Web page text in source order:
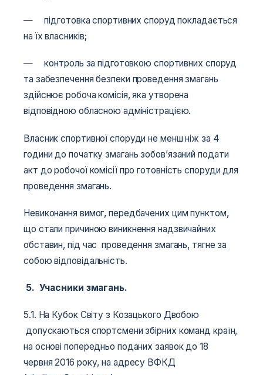
— підготовка спортивних споруд покладається
на їх власників;
— контроль за підготовкою спортивних споруд
та забезпечення безпеки проведення змагань
здійснює робоча комісія, яка утворена
відповідною обласною адміністрацією.
Власник спортивної споруди не менш ніж за 4
години до початку змагань зобов’язаний подати
акт до робочої комісії про готовність споруди для
проведення змагань.
Невиконання вимог, передбачених цим пунктом,
що стали причиною виникнення надзвичайних
обставин, під час проведення змагань, тягне за
собою відповідальність.
5. Учасники змагань.
5.1. На Кубок Світу з Козацького Двобою
допускаються спортсмени збірних команд країн,
на основі попередньо поданих заявок до 18
червня 2016 року, на адресу ВФКД